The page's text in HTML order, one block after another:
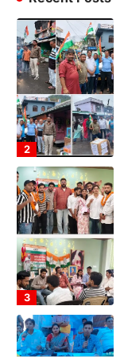
3
4